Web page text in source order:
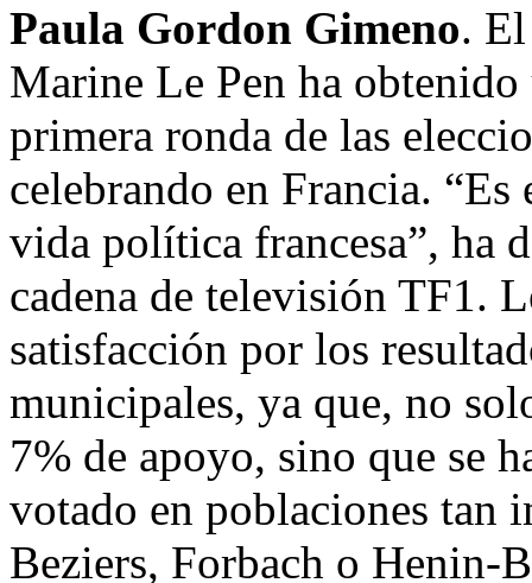
Paula Gordon Gimeno.
Marine Le Pen ha
primera ronda de las
celebrando en Francia.
vida política francesa”, ha
cadena de televisión TF1.
satisfacción por los
municipales, ya que, no
7% de apoyo, sino que se
votado en poblaciones tan
Beziers, Forbach o Henin-